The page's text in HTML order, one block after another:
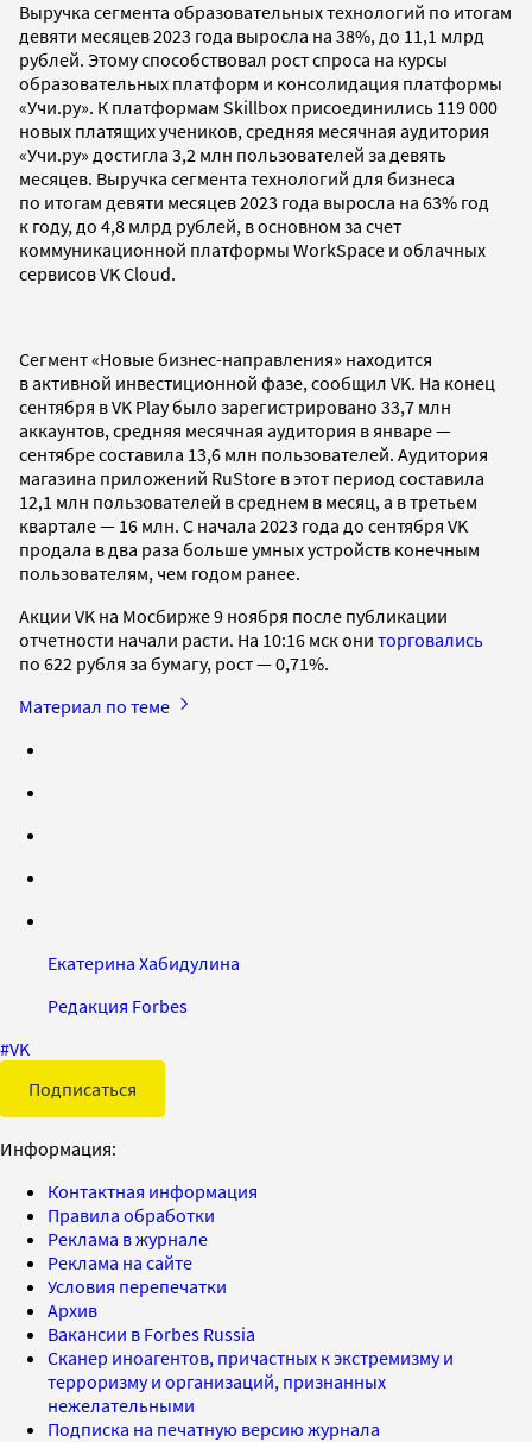
Выручка сегмента образовательных технологий по итогам
девяти месяцев 2023 года выросла на 38%, до 11,1 млрд
рублей. Этому способствовал рост спроса на курсы
образовательных платформ и консолидация платформы
«Учи.ру». К платформам Skillbox присоединились 119 000
новых платящих учеников, средняя месячная аудитория
«Учи.ру» достигла 3,2 млн пользователей за девять
месяцев. Выручка сегмента технологий для бизнеса
по итогам девяти месяцев 2023 года выросла на 63% год
к году, до 4,8 млрд рублей, в основном за счет
коммуникационной платформы WorkSpace и облачных
сервисов VK Cloud.
Сегмент «Новые бизнес-направления» находится
в активной инвестиционной фазе, сообщил VK. На конец
сентября в VK Play было зарегистрировано 33,7 млн
аккаунтов, средняя месячная аудитория в январе —
сентябре составила 13,6 млн пользователей. Аудитория
магазина приложений RuStore в этот период составила
12,1 млн пользователей в среднем в месяц, а в третьем
квартале — 16 млн. С начала 2023 года до сентября VK
продала в два раза больше умных устройств конечным
пользователям, чем годом ранее.
Акции VK на Мосбирже 9 ноября после публикации
отчетности начали расти. На 10:16 мск они торговались
по 622 рубля за бумагу, рост — 0,71%.
Материал по теме
Екатерина Хабидулина
Редакция Forbes
#VK
Подписаться
Информация:
Контактная информация
Правила обработки
Реклама в журнале
Реклама на сайте
Условия перепечатки
Архив
Вакансии в Forbes Russia
Сканер иноагентов, причастных к экстремизму и
терроризму и организаций, признанных
нежелательными
Подписка на печатную версию журнала